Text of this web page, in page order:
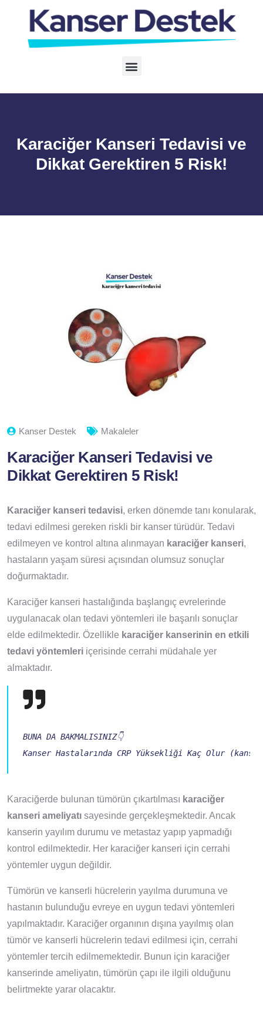
Karaciğer Kanseri Tedavisi ve
Dikkat Gerektiren 5 Risk!
Kanser Destek Makaleler
Karaciğer Kanseri Tedavisi ve
Dikkat Gerektiren 5 Risk!
Karaciğer kanseri tedavisi, erken dönemde tanı konularak,
tedavi edilmesi gereken riskli bir kanser türüdür. Tedavi
edilmeyen ve kontrol altına alınmayan karaciğer kanseri,
hastaların yaşam süresi açısından olumsuz sonuçlar
doğurmaktadır.
Karaciğer kanseri hastalığında başlangıç evrelerinde
uygulanacak olan tedavi yöntemleri ile başarılı sonuçlar
elde edilmektedir. Özellikle karaciğer kanserinin en etkili
tedavi yöntemleri içerisinde cerrahi müdahale yer
almaktadır.
Kanser Hastalarında CRP Yüksekliği Kaç Olur
Karaciğerde bulunan tümörün çıkartılması karaciğer
kanseri ameliyatı sayesinde gerçekleşmektedir. Ancak
kanserin yayılım durumu ve metastaz yapıp yapmadığı
kontrol edilmektedir. Her karaciğer kanseri için cerrahi
yöntemler uygun değildir.
Tümörün ve kanserli hücrelerin yayılma durumuna ve
hastanın bulunduğu evreye en uygun tedavi yöntemleri
yapılmaktadır. Karaciğer organının dışına yayılmış olan
tümör ve kanserli hücrelerin tedavi edilmesi için, cerrahi
yöntemler tercih edilmemektedir. Bunun için karaciğer
kanserinde ameliyatın, tümörün çapı ile ilgili olduğunu
belirtmekte yarar olacaktır.